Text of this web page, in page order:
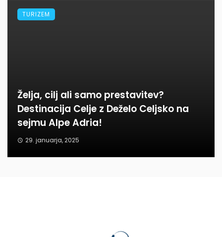
Želja, cilj ali samo prestavitev?
Destinacija Celje z Deželo Celjsko na
sejmu Alpe Adria!
29. januarja, 2025
TURIZEM